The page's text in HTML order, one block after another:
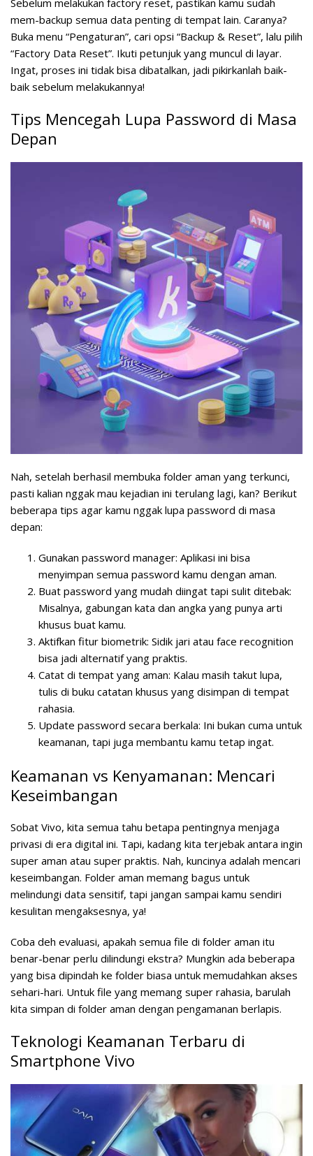
mem-backup semua data penting di tempat lain. Caranya?
Buka menu “Pengaturan”, cari opsi “Backup & Reset”, lalu pilih
“Factory Data Reset”. Ikuti petunjuk yang muncul di layar.
Ingat, proses ini tidak bisa dibatalkan, jadi pikirkanlah baik-
baik sebelum melakukannya!
Tips Mencegah Lupa Password di Masa
Depan
Nah, setelah berhasil membuka folder aman yang terkunci,
pasti kalian nggak mau kejadian ini terulang lagi, kan? Berikut
beberapa tips agar kamu nggak lupa password di masa
depan:
Gunakan password manager: Aplikasi ini bisa
menyimpan semua password kamu dengan aman.
Buat password yang mudah diingat tapi sulit ditebak:
Misalnya, gabungan kata dan angka yang punya arti
khusus buat kamu.
Aktifkan fitur biometrik: Sidik jari atau face recognition
bisa jadi alternatif yang praktis.
Catat di tempat yang aman: Kalau masih takut lupa,
tulis di buku catatan khusus yang disimpan di tempat
rahasia.
Update password secara berkala: Ini bukan cuma untuk
keamanan, tapi juga membantu kamu tetap ingat.
Keamanan vs Kenyamanan: Mencari
Keseimbangan
Sobat Vivo, kita semua tahu betapa pentingnya menjaga
privasi di era digital ini. Tapi, kadang kita terjebak antara ingin
super aman atau super praktis. Nah, kuncinya adalah mencari
keseimbangan. Folder aman memang bagus untuk
melindungi data sensitif, tapi jangan sampai kamu sendiri
kesulitan mengaksesnya, ya!
Coba deh evaluasi, apakah semua file di folder aman itu
benar-benar perlu dilindungi ekstra? Mungkin ada beberapa
yang bisa dipindah ke folder biasa untuk memudahkan akses
sehari-hari. Untuk file yang memang super rahasia, barulah
kita simpan di folder aman dengan pengamanan berlapis.
Teknologi Keamanan Terbaru di
Smartphone Vivo